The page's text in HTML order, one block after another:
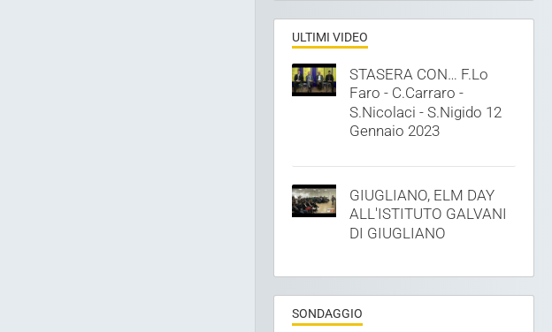
ULTIMI VIDEO
STASERA CON… F.Lo
Faro - C.Carraro -
GIUGLIANO, ELM DAY
DI GIUGLIANO